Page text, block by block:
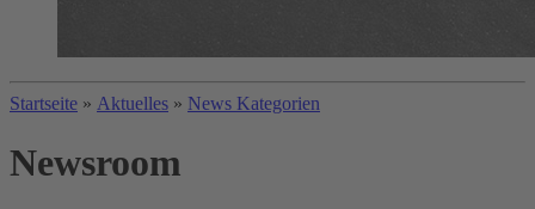
Startseite » Aktuelles » News Kategorien
Newsroom